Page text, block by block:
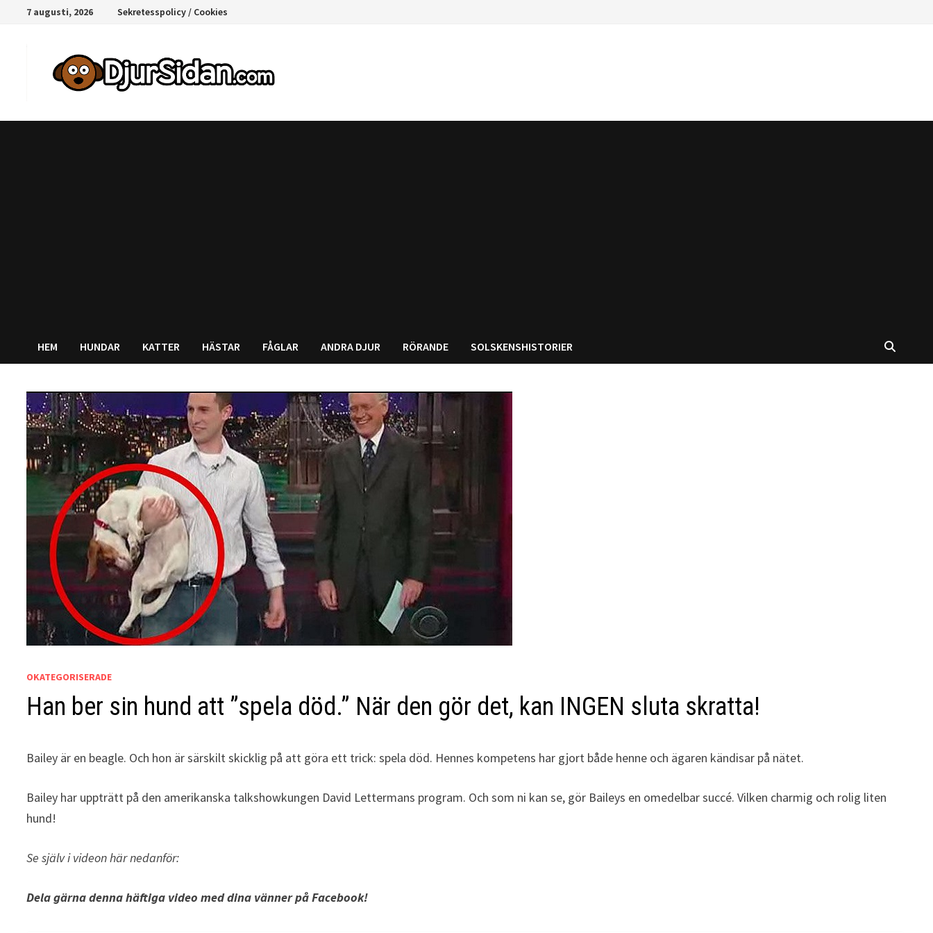
Hoppa7 augusti, 2026 Sekretesspolicy / Cookies
HEM HUNDAR KATTER HÄSTAR FÅGLAR ANDRA DJUR RÖRANDE SOLSKENSHISTORIER
OKATEGORISERADE
Han ber sin hund att ”spela död.” När den gör det, kan INGEN sluta skratta!
Bailey är en beagle. Och hon är särskilt skicklig på att göra ett trick: spela död. Hennes kompetens har gjort både henne och ägaren kändisar på nätet.
Bailey har uppträtt på den amerikanska talkshowkungen David Lettermans program. Och som ni kan se, gör Baileys en omedelbar succé. Vilken charmig och rolig liten
hund!
Se själv i videon här nedanför:
Dela gärna denna häftiga video med dina vänner på Facebook!